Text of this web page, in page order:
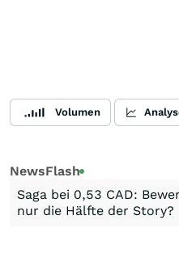
Volumen
NewsFlash
Saga bei 0,53 CAD:
nur die Hälfte der Story?